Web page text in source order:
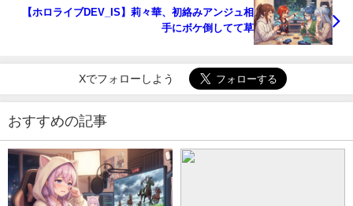
【ホロライブDEV_IS】莉々華、初絡みアンジュ相
手にボケ倒してて草
Xでフォローしよう
おすすめの記事